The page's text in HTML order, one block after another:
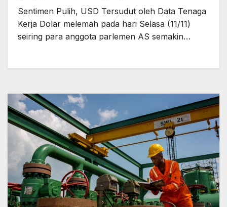
Sentimen Pulih, USD Tersudut oleh Data Tenaga
Kerja Dolar melemah pada hari Selasa (11/11)
seiring para anggota parlemen AS semakin…